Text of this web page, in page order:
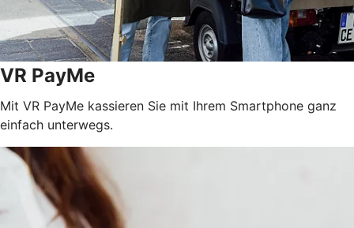
VR PayMe
Mit VR PayMe kassieren Sie mit Ihrem Smartphone ganz
einfach unterwegs.